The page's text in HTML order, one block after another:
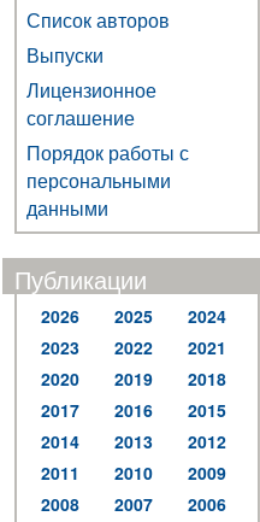
Список авторов
Выпуски
Лицензионное
соглашение
Порядок работы с
персональными
данными
Публикации
2026 2025
2024
2023
2022
2021
2020
2019
2018
2017
2016
2015
2014
2013
2012
2011
2010
2009
2008
2007
2006